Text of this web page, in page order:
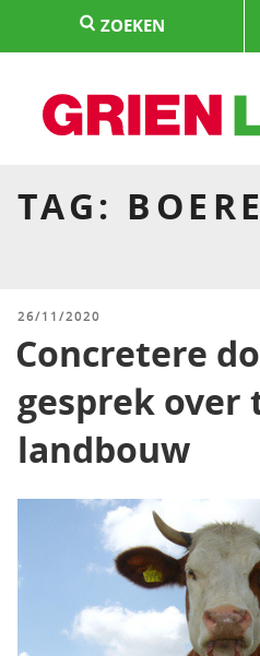
springen
ZOEKEN
TAG:
GEPLAATST
26/11/2020
Concretere
gesprek over
landbouw